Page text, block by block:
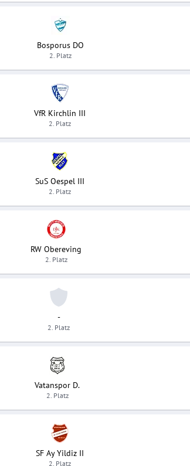
Bosporus DO
2. Platz
VfR Kirchlin III
2. Platz
SuS Oespel III
2. Platz
RW Obereving
2. Platz
-
2. Platz
Vatanspor D.
2. Platz
SF Ay Yildiz II
2. Platz